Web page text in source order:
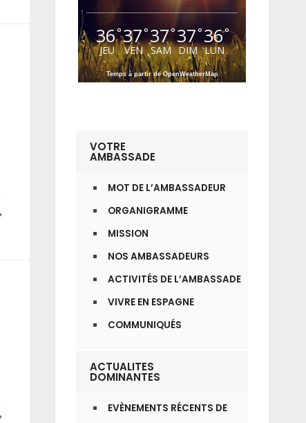
36°
JEU
37°
VEN
37°
SAM
37°
DIM
36°
LUN
Temps à partir de OpenWeatherMap
VOTRE
AMBASSADE
MOT DE L’AMBASSADEUR
ORGANIGRAMME
MISSION
NOS AMBASSADEURS
ACTIVITÉS DE L’AMBASSADE
VIVRE EN ESPAGNE
COMMUNIQUÉS
ACTUALITES
DOMINANTES
EVÈNEMENTS RÉCENTS DE